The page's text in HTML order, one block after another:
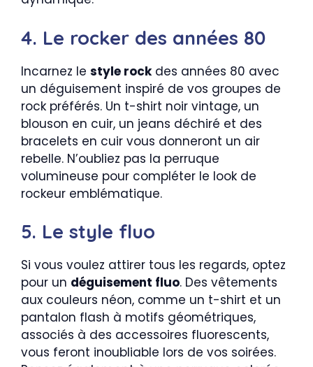
4. Le rocker des années 80
Incarnez le style rockdes années 80 avec
un déguisement inspiré de vos groupes de
rock préférés. Un t-shirt noir vintage, un
blouson en cuir, un jeans déchiré et des
bracelets en cuir vous donneront un air
rebelle. N’oubliez pas la perruque
volumineuse pour compléter le look de
rockeur emblématique.
5. Le style fluo
Si vous voulez attirer tous les regards, optez
pour un déguisement fluo. Des vêtements
aux couleurs néon, comme un t-shirt et un
pantalon flash à motifs géométriques,
associés à des accessoires fluorescents,
vous feront inoubliable lors de vos soirées.